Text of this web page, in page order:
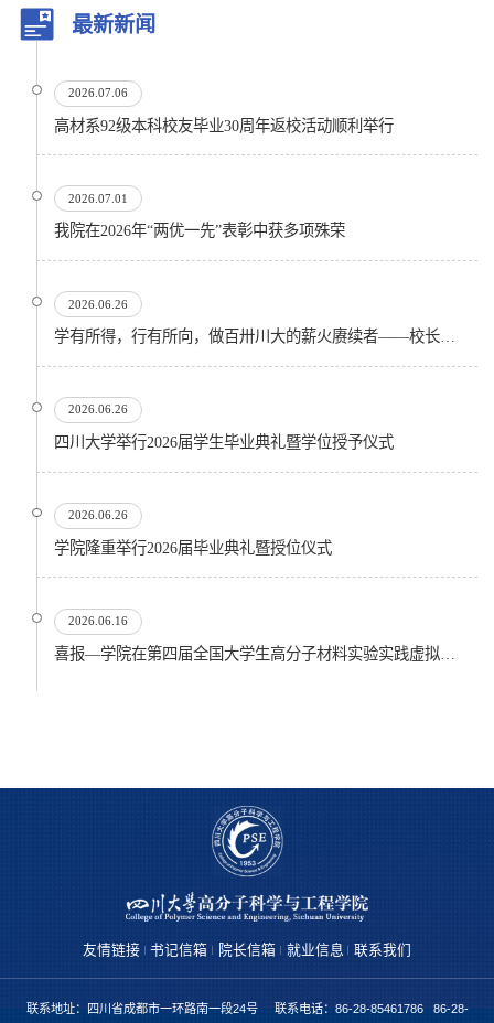
最新新闻
2026.07.06
高材系92级本科校友毕业30周年返校活动顺利举行
2026.07.01
我院在2026年“两优一先”表彰中获多项殊荣
2026.06.26
学有所得，行有所向，做百卅川大的薪火赓续者——校长汪劲松在四川大学2026届学生毕业典礼上的...
2026.06.26
四川大学举行2026届学生毕业典礼暨学位授予仪式
2026.06.26
​学院隆重举行2026届毕业典礼暨授位仪式
2026.06.16
友情链接 书记信箱 院长信箱 就业信息 联系我们
联系地址：四川省成都市一环路南一段24号 联系电话：86-28-85461786 86-28-